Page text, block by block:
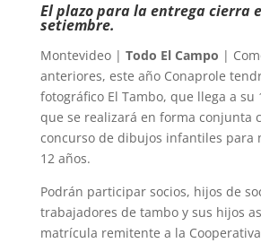
El plazo para la entrega cierra
setiembre.
Montevideo | Todo El Campo |
anteriores, este año Conaprole
fotográfico El Tambo, que llega a su
que se realizará en forma conjunta
concurso de dibujos infantiles para
12 años.
Podrán participar socios, hijos de
trabajadores de tambo y sus hijos
matrícula remitente a la